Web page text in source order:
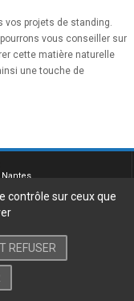
vos projets de standing.
pourrons vous conseiller sur
cette matière naturelle
une touche de
contrôle sur ceux que
REFUSER